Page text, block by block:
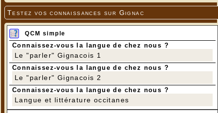
Testez vos connaissances sur Gignac
QCM simple
Connaissez-vous la langue de chez nous ?
Le "parler" Gignacois 1
Connaissez-vous la langue de chez nous ?
Le "parler" Gignacois 2
Connaissez-vous la langue de chez nous ?
Langue et littérature occitanes